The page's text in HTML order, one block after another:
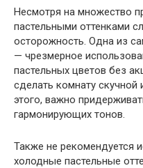
Несмотря на множество
пастельными оттенками
осторожность. Одна из
— чрезмерное
пастельных цветов без
сделать комнату
этого, важно
гармонирующих тонов.
Также не рекомендуется
холодные пастельные